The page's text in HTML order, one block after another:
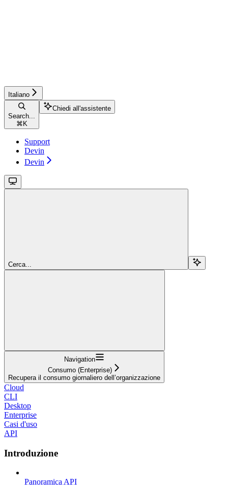
Italiano
Search...
⌘ K
Chiedi all'assistente
Support
Devin
Devin
Cerca...
Navigation
Consumo (Enterprise)
Recupera il consumo giornaliero dell’organizzazione
Cloud
CLI
Desktop
Enterprise
Casi d'uso
API
Introduzione
Panoramica API